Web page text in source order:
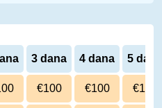
3 dana 4 dana 5 dana
€100 €100 €100